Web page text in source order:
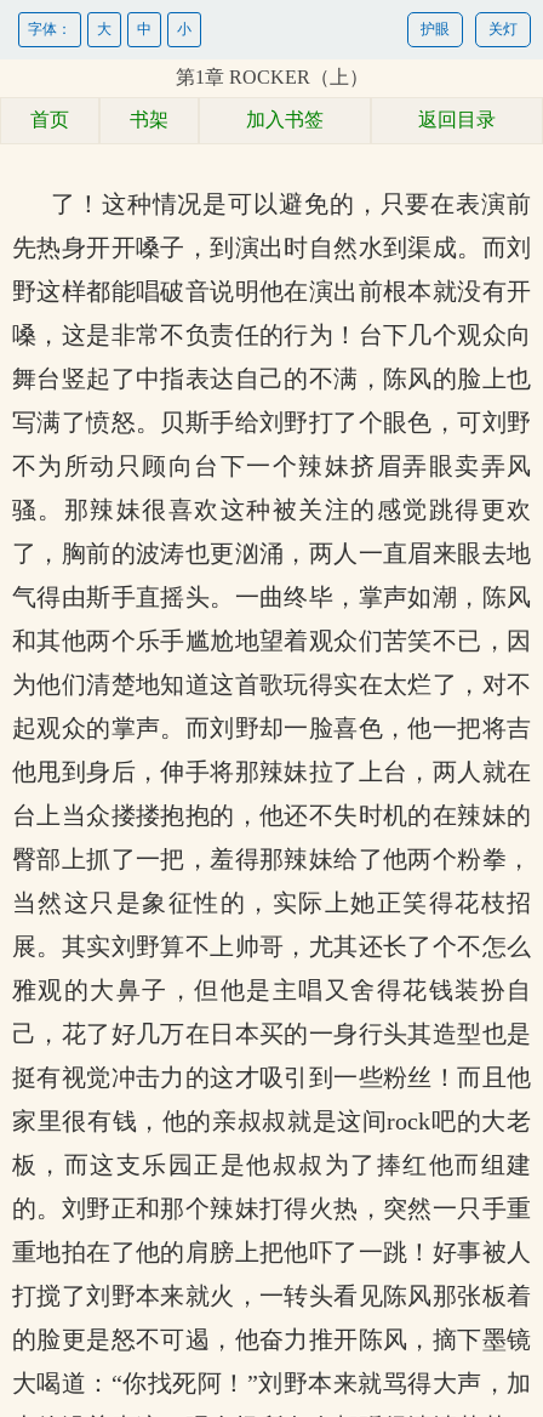
关灯
护眼
字体： 大 中 小
第1章 ROCKER（上）
首页 书架 加入书签 返回目录
了！这种情况是可以避免的，只要在表演前
先热身开开嗓子，到演出时自然水到渠成。而刘
野这样都能唱破音说明他在演出前根本就没有开
嗓，这是非常不负责任的行为！台下几个观众向
舞台竖起了中指表达自己的不满，陈风的脸上也
写满了愤怒。贝斯手给刘野打了个眼色，可刘野
不为所动只顾向台下一个辣妹挤眉弄眼卖弄风
骚。那辣妹很喜欢这种被关注的感觉跳得更欢
了，胸前的波涛也更汹涌，两人一直眉来眼去地
气得由斯手直摇头。一曲终毕，掌声如潮，陈风
和其他两个乐手尴尬地望着观众们苦笑不已，因
为他们清楚地知道这首歌玩得实在太烂了，对不
起观众的掌声。而刘野却一脸喜色，他一把将吉
他甩到身后，伸手将那辣妹拉了上台，两人就在
台上当众搂搂抱抱的，他还不失时机的在辣妹的
臀部上抓了一把，羞得那辣妹给了他两个粉拳，
当然这只是象征性的，实际上她正笑得花枝招
展。其实刘野算不上帅哥，尤其还长了个不怎么
雅观的大鼻子，但他是主唱又舍得花钱装扮自
己，花了好几万在日本买的一身行头其造型也是
挺有视觉冲击力的这才吸引到一些粉丝！而且他
家里很有钱，他的亲叔叔就是这间rock吧的大老
板，而这支乐园正是他叔叔为了捧红他而组建
的。刘野正和那个辣妹打得火热，突然一只手重
重地拍在了他的肩膀上把他吓了一跳！好事被人
打搅了刘野本来就火，一转头看见陈风那张板着
的脸更是怒不可遏，他奋力推开陈风，摘下墨镜
大喝道：“你找死阿！”刘野本来就骂得大声，加